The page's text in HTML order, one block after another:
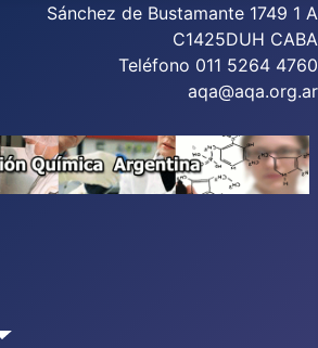
Sánchez de Bustamante 1749 1 A
C1425DUH CABA
Teléfono 011 5264 4760
aqa@aqa.org.ar